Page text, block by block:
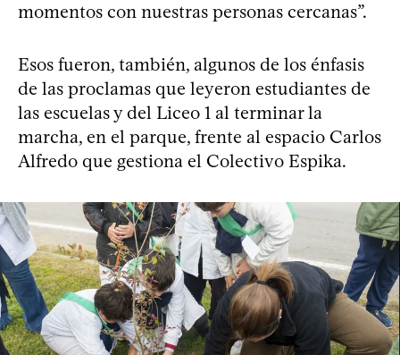
momentos con nuestras personas cercanas”.
Esos fueron, también, algunos de los énfasis
de las proclamas que leyeron estudiantes de
las escuelas y del Liceo 1 al terminar la
marcha, en el parque, frente al espacio Carlos
Alfredo que gestiona el Colectivo Espika.